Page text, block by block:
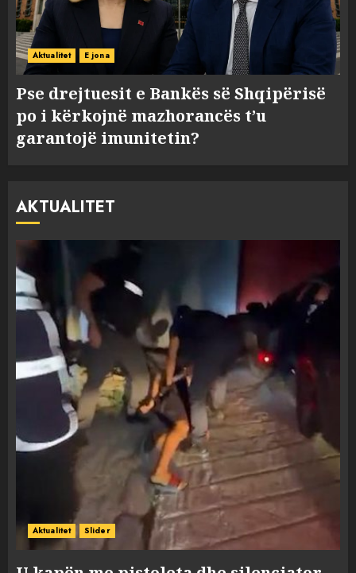
Aktualitet E jona
Pse drejtuesit e Bankës së Shqipërisë
po i kërkojnë mazhorancës t’u
garantojë imunitetin?
AKTUALITET
Aktualitet Slider